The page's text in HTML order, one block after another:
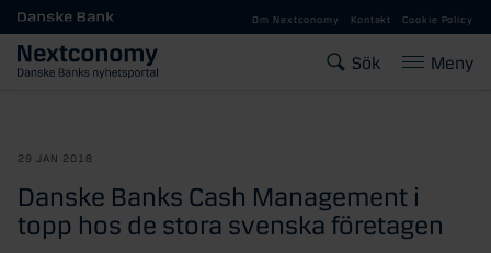
Gå till huvudinnehåll
Om Nextconomy Kontakt Cookie Policy
Sök Meny
29 JAN 2018
Danske Banks Cash Management i
topp hos de stora svenska företagen